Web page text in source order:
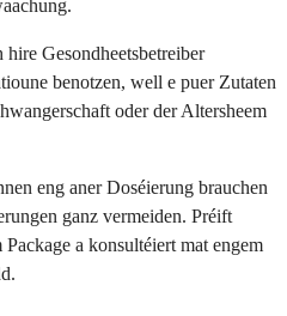
Gesondheetsbetreiber
benotzen, well e puer Zutaten
oder der Altersheem
eng aner Doséierung brauchen
ganz vermeiden. Préift
a konsultéiert mat engem